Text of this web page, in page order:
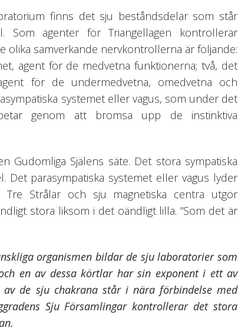
finns det sju beståndsdelar som står
agenter för Triangellagen kontrollerar
olika samverkande nervkontrollerna är följande:
agent för de medvetna funktionerna; två, det
för de undermedvetna, omedvetna och
systemet eller vagus, som under det
genom att bromsa upp de instinktiva
Gudomliga Själens säte. Det stora sympatiska
Det parasympatiska systemet eller vagus lyder
Tre Strålar och sju magnetiska centra utgör
stora liksom i det oändligt lilla. ”Som det är
organismen bildar de sju laboratorier som
en av dessa körtlar har sin exponent i ett av
av de sju chakrana står i nära förbindelse med
Sju Församlingar kontrollerar det stora